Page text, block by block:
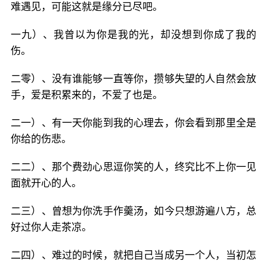
难遇见，可能这就是缘分已尽吧。
一九）、我曾以为你是我的光，却没想到你成了我的
伤。
二零）、没有谁能够一直等你，攒够失望的人自然会放
手，爱是积累来的，不爱了也是。
二一）、有一天你能到我的心理去，你会看到那里全是
你给的伤悲。
二二）、那个费劲心思逗你笑的人，终究比不上你一见
面就开心的人。
二三）、曾想为你洗手作羹汤，如今只想游遍八方，总
好过你人走茶凉。
二四）、难过的时候，就把自己当成另一个人，当初怎